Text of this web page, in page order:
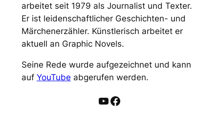
arbeitet seit 1979 als Journalist und Texter.
Er ist leidenschaftlicher Geschichten- und
Märchenerzähler. Künstlerisch arbeitet er
aktuell an Graphic Novels.
Seine Rede wurde aufgezeichnet und kann
auf YouTube abgerufen werden.
YouTube
Facebook